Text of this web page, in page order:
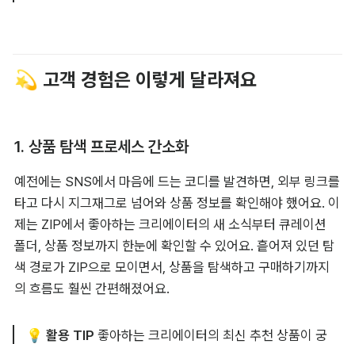
💫 고객 경험은 이렇게 달라져요
1. 상품 탐색 프로세스 간소화
예전에는 SNS에서 마음에 드는 코디를 발견하면, 외부 링크를
타고 다시 지그재그로 넘어와 상품 정보를 확인해야 했어요. 이
제는 ZIP에서 좋아하는 크리에이터의 새 소식부터 큐레이션
폴더, 상품 정보까지 한눈에 확인할 수 있어요. 흩어져 있던 탐
색 경로가 ZIP으로 모이면서, 상품을 탐색하고 구매하기까지
의 흐름도 훨씬 간편해졌어요.
💡 활용 TIP 좋아하는 크리에이터의 최신 추천 상품이 궁